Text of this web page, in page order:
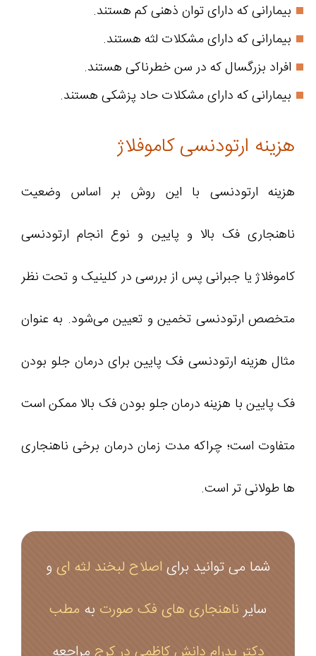
بیمارانی که دارای توان ذهنی کم هستند.
بیمارانی که دارای مشکلات لثه هستند.
افراد بزرگسال که در سن خطرناکی هستند.
بیمارانی که دارای مشکلات حاد پزشکی هستند.
هزینه ارتودنسی کاموفلاژ
هزینه ارتودنسی با این روش بر اساس وضعیت
ناهنجاری فک بالا و پایین و نوع انجام ارتودنسی
کاموفلاژ یا جبرانی پس از بررسی در کلینیک و تحت نظر
متخصص ارتودنسی تخمین و تعیین می‌شود. به عنوان
مثال هزینه ارتودنسی فک پایین برای درمان جلو بودن
فک پایین با هزینه درمان جلو بودن فک بالا ممکن است
متفاوت است؛ چراکه مدت زمان درمان برخی ناهنجاری
ها طولانی تر است.
شما می توانید برای اصلاح لبخند لثه ای و
سایر ناهنجاری های فک صورت به مطب